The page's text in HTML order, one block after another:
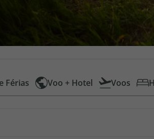
Férias Voo + Hotel Voos